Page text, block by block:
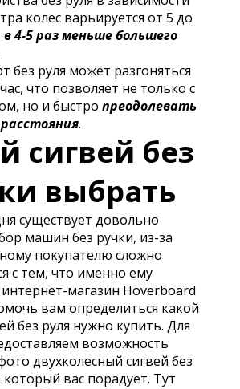
колес варьируется от 5 до
в 4-5 раз меньше большего
без руля может разгоняться
что позволяет не только с
но и быстро преодолевать
.
сигвей без
выбрать
существует довольно
машин без ручки, из-за
покупателю сложно
с тем, что именно ему
магазин Hoverboard
вам определиться какой
без руля нужно купить. Для
возможность
двухколесный сигвей без
который вас порадует. Тут